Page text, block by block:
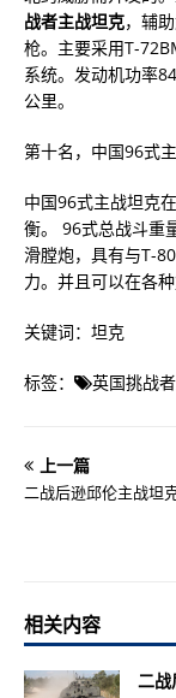
战者主战坦克，辅
枪。主要采用T-
系统。发动机功率
公里。
第十名，中国96式
中国96式主战坦克
衡。 96式总战斗重
滑膛炮，具有与T-
力。并且可以在各
关键词：坦克
标签： 英国挑战
上一篇
二战后逊邱伦主战坦
相关内容
二战